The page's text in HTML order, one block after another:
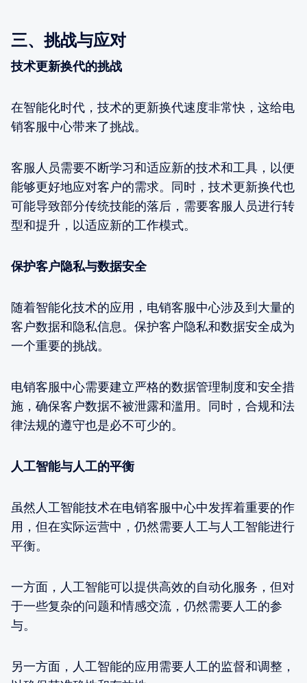
三、挑战与应对
技术更新换代的挑战
在智能化时代，技术的更新换代速度非常快，这给电
销客服中心带来了挑战。
客服人员需要不断学习和适应新的技术和工具，以便
能够更好地应对客户的需求。同时，技术更新换代也
可能导致部分传统技能的落后，需要客服人员进行转
型和提升，以适应新的工作模式。
保护客户隐私与数据安全
随着智能化技术的应用，电销客服中心涉及到大量的
客户数据和隐私信息。保护客户隐私和数据安全成为
一个重要的挑战。
电销客服中心需要建立严格的数据管理制度和安全措
施，确保客户数据不被泄露和滥用。同时，合规和法
律法规的遵守也是必不可少的。
人工智能与人工的平衡
虽然人工智能技术在电销客服中心中发挥着重要的作
用，但在实际运营中，仍然需要人工与人工智能进行
平衡。
一方面，人工智能可以提供高效的自动化服务，但对
于一些复杂的问题和情感交流，仍然需要人工的参
与。
另一方面，人工智能的应用需要人工的监督和调整，